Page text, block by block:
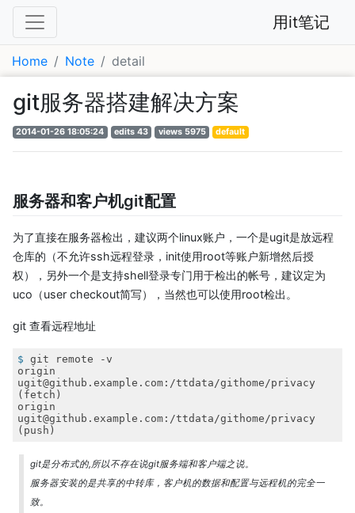
用it笔记
Home Note detail
git服务器搭建解决方案
2014-01-26 18:05:24 edits 43 views 5975 default
服务器和客户机git配置
为了直接在服务器检出，建议两个linux账户，一个是ugit是放远程
仓库的（不允许ssh远程登录，init使用root等账户新增然后授
权），另外一个是支持shell登录专门用于检出的帐号，建议定为
uco（user checkout简写），当然也可以使用root检出。
git 查看远程地址
$ git remote -v
origin
ugit@github.example.com:/ttdata/githome/privacy
(fetch)
origin
ugit@github.example.com:/ttdata/githome/privacy
(push)
git是分布式的,所以不存在说git服务端和客户端之说。
服务器安装的是共享的中转库，客户机的数据和配置与远程机的完全一
致。